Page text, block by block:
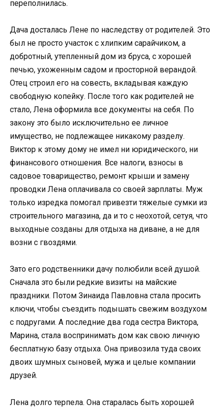
переполнилась.
Дача досталась Лене по наследству от родителей. Это
был не просто участок с хлипким сарайчиком, а
добротный, утепленный дом из бруса, с хорошей
печью, ухоженным садом и просторной верандой.
Отец строил его на совесть, вкладывая каждую
свободную копейку. После того как родителей не
стало, Лена оформила все документы на себя. По
закону это было исключительно ее личное
имущество, не подлежащее никакому разделу.
Виктор к этому дому не имел ни юридического, ни
финансового отношения. Все налоги, взносы в
садовое товарищество, ремонт крыши и замену
проводки Лена оплачивала со своей зарплаты. Муж
только изредка помогал привезти тяжелые сумки из
строительного магазина, да и то с неохотой, сетуя, что
выходные созданы для отдыха на диване, а не для
возни с гвоздями.
Зато его родственники дачу полюбили всей душой.
Сначала это были редкие визиты на майские
праздники. Потом Зинаида Павловна стала просить
ключи, чтобы съездить подышать свежим воздухом
с подругами. А последние два года сестра Виктора,
Марина, стала воспринимать дом как свою личную
бесплатную базу отдыха. Она привозила туда своих
двоих шумных сыновей, мужа и целые компании
друзей.
Лена долго терпела. Она старалась быть хорошей